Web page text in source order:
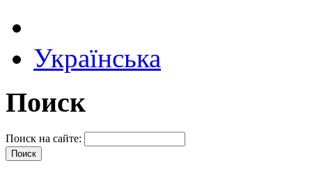
Українська
Поиск
Поиск на сайте: